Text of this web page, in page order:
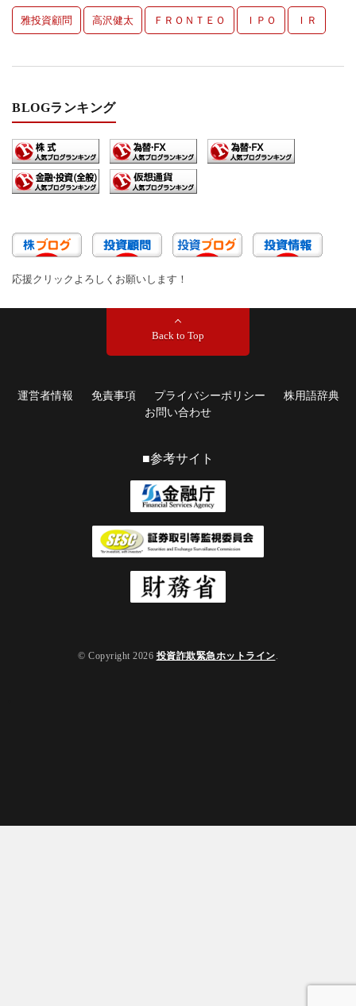
雅投資顧問 高沢健太 ＦＲＯＮＴＥＯ ＩＰＯ ＩＲ
BLOGランキング
応援クリックよろしくお願いします！
Back to Top
運営者情報 免責事項 プライバシーポリシー
株用語辞典
お問い合わせ
■参考サイト
© Copyright 2026 投資詐欺緊急ホットライン